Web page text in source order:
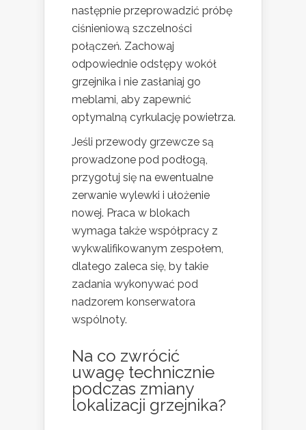
następnie przeprowadzić próbę
ciśnieniową szczelności
połączeń. Zachowaj
odpowiednie odstępy wokół
grzejnika i nie zasłaniaj go
meblami, aby zapewnić
optymalną cyrkulację powietrza.
Jeśli przewody grzewcze są
prowadzone pod podłogą,
przygotuj się na ewentualne
zerwanie wylewki i ułożenie
nowej. Praca w blokach
wymaga także współpracy z
wykwalifikowanym zespołem,
dlatego zaleca się, by takie
zadania wykonywać pod
nadzorem konserwatora
wspólnoty.
Na co zwrócić
uwagę technicznie
podczas zmiany
lokalizacji grzejnika?